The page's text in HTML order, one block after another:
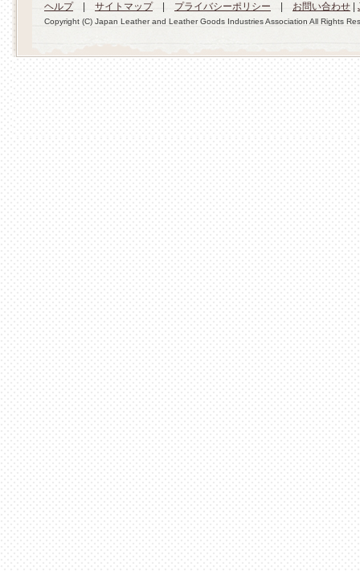
ヘルプ| サイトマップ| プライバシーポリシー お問い合わせ
Copyright (C) Japan Leather and Leather Goods Industries Association All Rights